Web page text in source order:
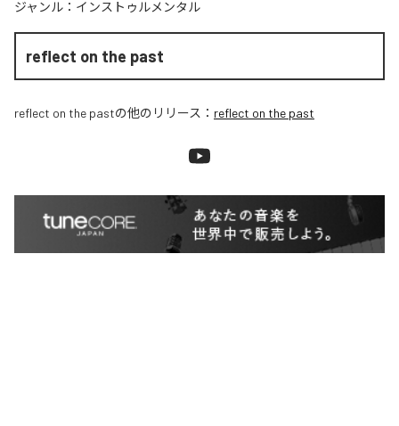
ジャンル： インストゥルメンタル
reflect on the past
reflect on the pastの他のリリース： reflect on the past